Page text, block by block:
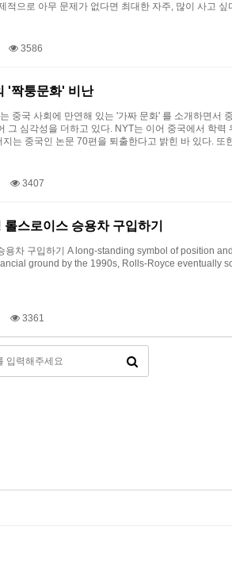
적으로 아무 문제가 없다면 최대한 자주, 많이 사고
3586
'짝퉁문화' 비난
중국 사회에 만연해 있는 '가짜 문화' 를 소개하면서
그 심각성을 더하고 있다. NYT는 이어 중국에서 학
지는 중국인 논문 70편을 퇴출한다고 밝힌 바 있다. 또
3407
스로이스 승용차 구입하기
용차 구입하기 A long-standing symbol of position
ground by the 1990s, Rolls-Royce eventually
3361